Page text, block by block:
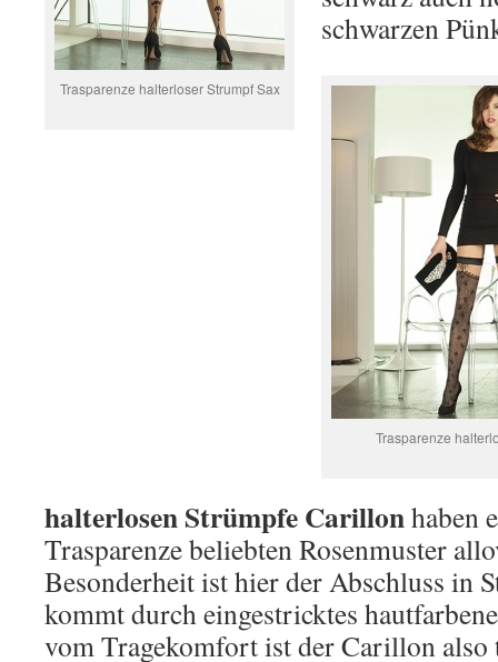
Trasparenze halterloser Strumpf Sax
schwarzen
Trasparenze
halterlosen Strümpfe Carillonhaben
Trasparenze beliebten Rosenmuster
Besonderheit ist hier der Abschluss in
kommt durch eingestricktes
vom Tragekomfort ist der Carillon also